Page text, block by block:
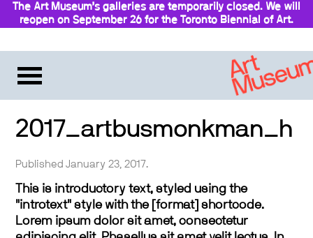
The Art Museum’s galleries are temporarily closed. We will
reopen on September 26 for the Toronto Biennial of Art.
2017_artbusmonkman_h
Published January 23, 2017.
This is introductory text, styled using the
"introtext" style with the [format] shortcode.
Lorem ipsum dolor sit amet, consectetur